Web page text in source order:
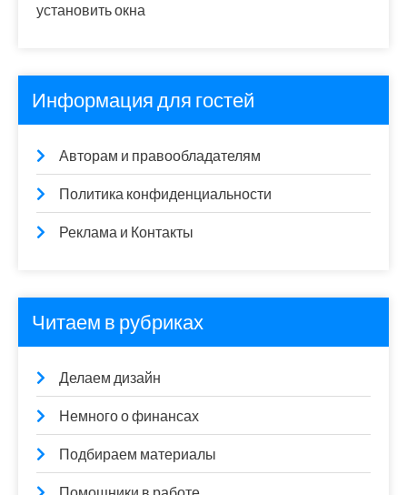
установить окна
Информация для гостей
Авторам и правообладателям
Политика конфиденциальности
Реклама и Контакты
Читаем в рубриках
Делаем дизайн
Немного о финансах
Подбираем материалы